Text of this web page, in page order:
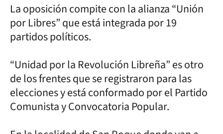
La oposición compite con la alianza “Unión
por Libres” que está integrada por 19
partidos políticos.
“Unidad por la Revolución Libreña” es otro
de los frentes que se registraron para las
elecciones y está conformado por el Partido
Comunista y Convocatoria Popular.